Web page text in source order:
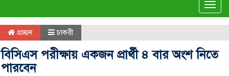
প্রচ্ছদ চাকরী
বিসিএস পরীক্ষায় একজন প্রার্থী ৪ বার অংশ নিতে
পারবেন